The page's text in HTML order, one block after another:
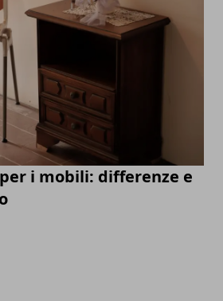
i mobili: differenze e